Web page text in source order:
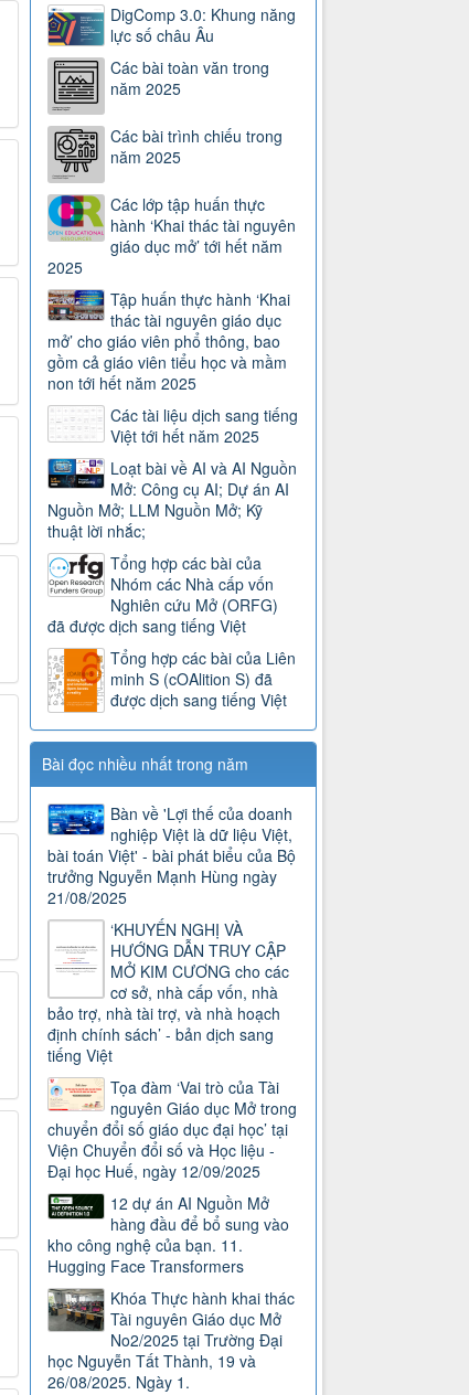
DigComp 3.0: Khung năng
lực số châu Âu
Các bài toàn văn trong
năm 2025
Các bài trình chiếu trong
năm 2025
Các lớp tập huấn thực
hành ‘Khai thác tài nguyên
giáo dục mở’ tới hết năm
2025
Tập huấn thực hành ‘Khai
thác tài nguyên giáo dục
mở’ cho giáo viên phổ thông, bao
gồm cả giáo viên tiểu học và mầm
non tới hết năm 2025
Các tài liệu dịch sang tiếng
Việt tới hết năm 2025
Loạt bài về AI và AI Nguồn
Mở: Công cụ AI; Dự án AI
Nguồn Mở; LLM Nguồn Mở; Kỹ
thuật lời nhắc;
Tổng hợp các bài của
Nhóm các Nhà cấp vốn
Nghiên cứu Mở (ORFG)
đã được dịch sang tiếng Việt
Tổng hợp các bài của Liên
minh S (cOAlition S) đã
được dịch sang tiếng Việt
Bài đọc nhiều nhất trong năm
Bàn về 'Lợi thế của doanh
nghiệp Việt là dữ liệu Việt,
bài toán Việt' - bài phát biểu của Bộ
trưởng Nguyễn Mạnh Hùng ngày
21/08/2025
‘KHUYẾN NGHỊ VÀ
HƯỚNG DẪN TRUY CẬP
MỞ KIM CƯƠNG cho các
cơ sở, nhà cấp vốn, nhà
bảo trợ, nhà tài trợ, và nhà hoạch
định chính sách’ - bản dịch sang
tiếng Việt
Tọa đàm ‘Vai trò của Tài
nguyên Giáo dục Mở trong
chuyển đổi số giáo dục đại học’ tại
Viện Chuyển đổi số và Học liệu -
Đại học Huế, ngày 12/09/2025
12 dự án AI Nguồn Mở
hàng đầu để bổ sung vào
kho công nghệ của bạn. 11.
Hugging Face Transformers
Khóa Thực hành khai thác
Tài nguyên Giáo dục Mở
No2/2025 tại Trường Đại
học Nguyễn Tất Thành, 19 và
26/08/2025. Ngày 1.